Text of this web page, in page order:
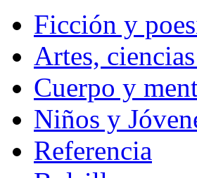
Ficción y
Artes,
Cuerpo y
Niños y
Referencia